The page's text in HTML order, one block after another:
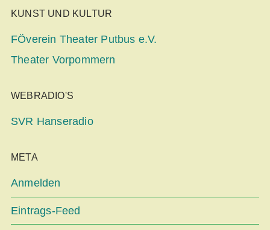
KUNST UND KULTUR
FÖverein Theater Putbus e.V.
Theater Vorpommern
WEBRADIO'S
SVR Hanseradio
META
Anmelden
Eintrags-Feed